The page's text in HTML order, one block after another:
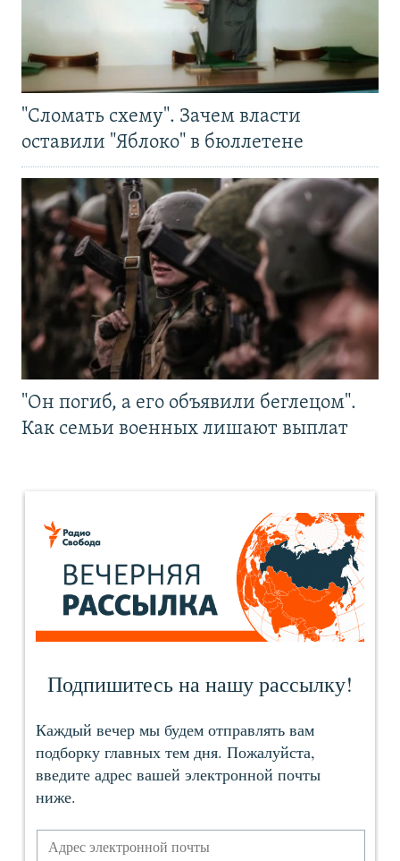
"Сломать схему". Зачем власти
оставили "Яблоко" в бюллетене
"Он погиб, а его объявили беглецом".
Как семьи военных лишают выплат